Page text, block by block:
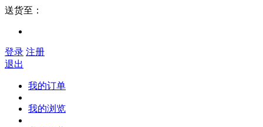
送货至：
登录 注册
退出
我的订单
我的浏览